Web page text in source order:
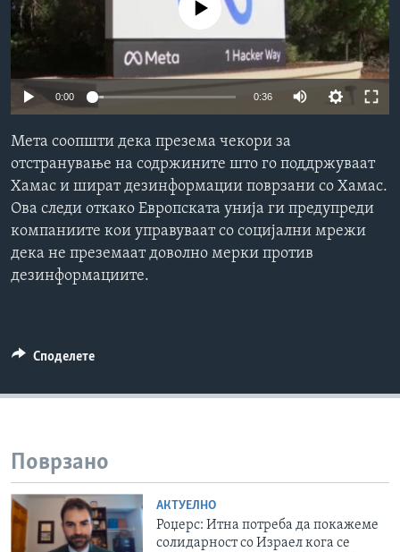
ИНТЕРВЈУА
Јазици
No media source currently available
0:00 0:36
Мета соопшти дека презема чекори за
отстранување на содржините што го поддржуваат
Хамас и шират дезинформации поврзани со Хамас.
Ова следи откако Европската унија ги предупреди
компаниите кои управуваат со социјални мрежи
дека не преземаат доволно мерки против
дезинформациите.
Споделете
Поврзано
АКТУЕЛНО
Роџерс: Итна потреба да покажеме
солидарност со Израел кога се